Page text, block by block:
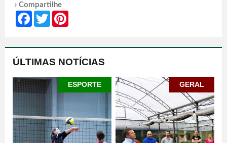
› Compartilhe
FacebookTwitter
ÚLTIMAS NOTÍCIAS
ESPORTE GERAL